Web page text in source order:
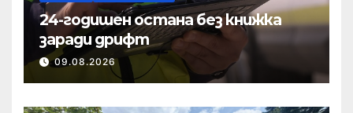
24-годишен остана без книжка
заради дрифт
09.08.2026